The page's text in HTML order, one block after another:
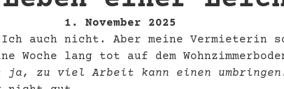
1. November 2025
auch nicht. Aber meine Vermieterin
Woche lang tot auf dem
ja, zu viel Arbeit kann einen